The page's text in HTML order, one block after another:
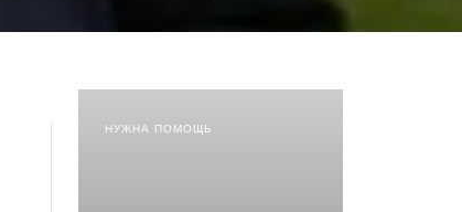
НУЖНА ПОМОЩЬ